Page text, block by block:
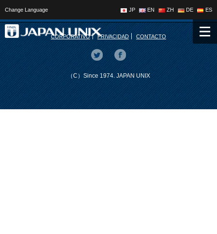
Change Language JP EN ZH DE ES
CORPORATIVO PRIVACIDAD CONTACTO
（C）Since 1974. JAPAN UNIX